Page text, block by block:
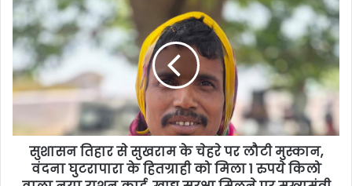
सुशासन तिहार से सुखराम के चेहरे पर लौटी मुस्कान,
वंदना घुटरापारा के हितग्राही को मिला 1 रुपये किलो